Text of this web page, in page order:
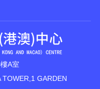
A室
GARDEN